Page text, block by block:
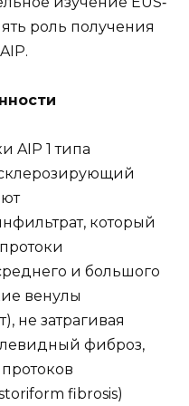
роль получения
AIP 1 типа
который
и большого
венулы
не затрагивая
фиброз,
fibrosis)